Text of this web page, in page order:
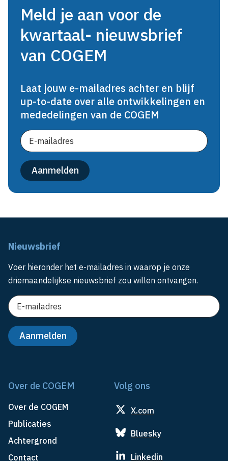
Meld je aan voor de
kwartaal- nieuwsbrief
van COGEM
Laat jouw e-mailadres achter en blijf
up-to-date over alle ontwikkelingen en
mededelingen van de COGEM
Nieuwsbrief
Voer hieronder het e-mailadres in waarop je onze
driemaandelijkse nieuwsbrief zou willen ontvangen.
Over de COGEM
Over de COGEM
Publicaties
Achtergrond
Contact
Volg ons
X.com
Bluesky
Linkedin